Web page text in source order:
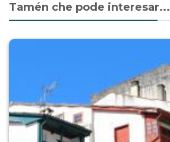
Tamén che pode interesar...